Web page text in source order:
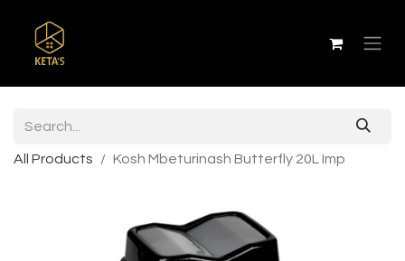
All Products Kosh Mbeturinash Butterfly 20L Imp